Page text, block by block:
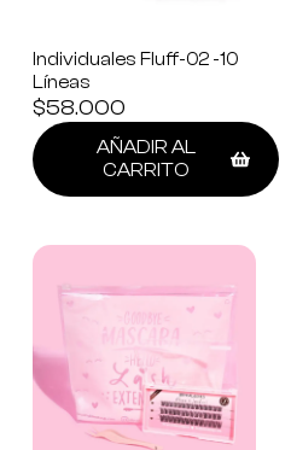
Individuales Fluff-02 -10
Líneas
$58.000
AÑADIR AL
CARRITO